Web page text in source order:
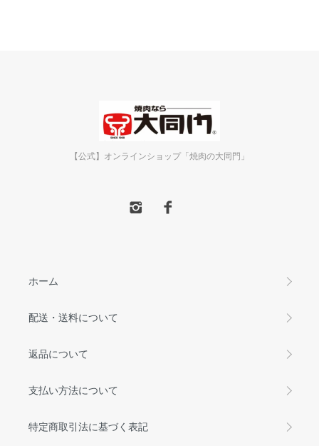
【公式】オンラインショップ「焼肉の大同門」
ホーム
配送・送料について
返品について
支払い方法について
特定商取引法に基づく表記